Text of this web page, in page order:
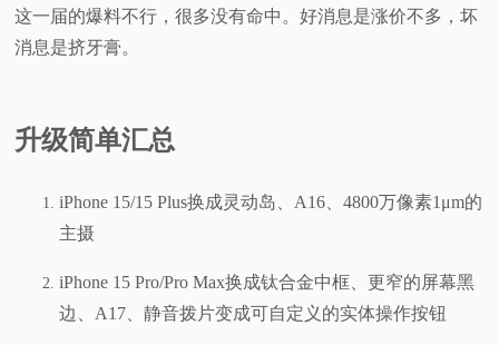
这一届的爆料不行，很多没有命中。好消息是涨价不多，坏
消息是挤牙膏。
升级简单汇总
iPhone 15/15 Plus换成灵动岛、A16、4800万像素1μm的
主摄
iPhone 15 Pro/Pro Max换成钛合金中框、更窄的屏幕黑
边、A17、静音拨片变成可自定义的实体操作按钮